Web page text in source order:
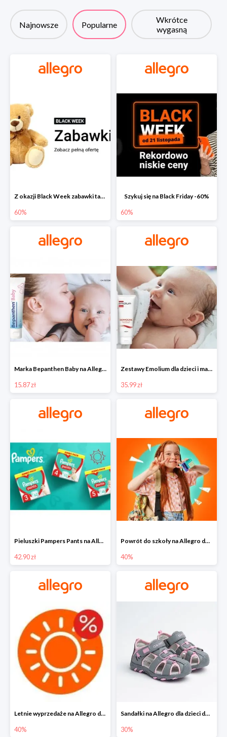
Najnowsze Popularne
Wkrótce
wygasną
Z okazji Black Week zabawki taniej na allegro.pl
60%
Szykuj się na Black Friday -60%
60%
Marka Bepanthen Baby na Allegro od 15,87 zł!
15.87 zł
Zestawy Emolium dla dzieci i mam na Allegro od 35,99 zł
35.99 zł
Pieluszki Pampers Pants na Allegro od 42,90 zł
42.90 zł
Powrót do szkoły na Allegro do -40%
40%
Letnie wyprzedaże na Allegro do -40%
40%
Sandałki na Allegro dla dzieci do -30%
30%